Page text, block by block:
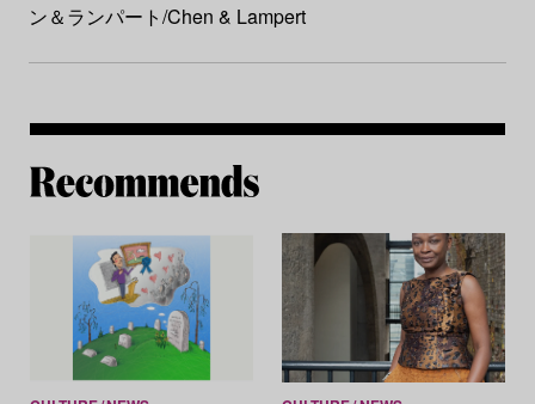
ン＆ランパート/Chen & Lampert